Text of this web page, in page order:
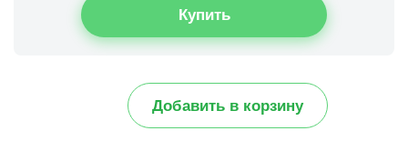
Добавить в корзину